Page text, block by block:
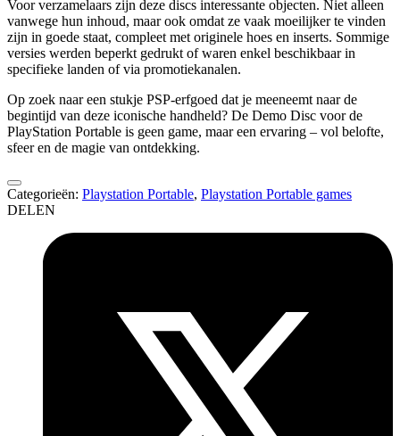
Voor verzamelaars zijn deze discs interessante objecten. Niet alleen
vanwege hun inhoud, maar ook omdat ze vaak moeilijker te vinden
zijn in goede staat, compleet met originele hoes en inserts. Sommige
versies werden beperkt gedrukt of waren enkel beschikbaar in
specifieke landen of via promotiekanalen.
Op zoek naar een stukje PSP-erfgoed dat je meeneemt naar de
begintijd van deze iconische handheld? De Demo Disc voor de
PlayStation Portable is geen game, maar een ervaring – vol belofte,
sfeer en de magie van ontdekking.
Categorieën: Playstation Portable, Playstation Portable games
DELEN